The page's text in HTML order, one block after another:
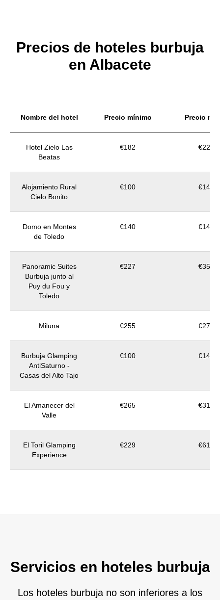
Precios de hoteles burbuja
en Albacete
Nombre del hotel Precio mínimo Precio
Hotel Zielo Las
Beatas
€182 €229
Alojamiento Rural
Cielo Bonito
€100 €140
Domo en Montes
de Toledo
€140 €140
Panoramic Suites
Burbuja junto al
Puy du Fou y
Toledo
€227 €350
Miluna €255 €275
Burbuja Glamping
AntiSaturno -
Casas del Alto Tajo
€100 €140
El Amanecer del
Valle
€265 €310
El Toril Glamping
Experience
€229 €617
Servicios en hoteles burbuja
Los hoteles burbuja no son inferiores a los